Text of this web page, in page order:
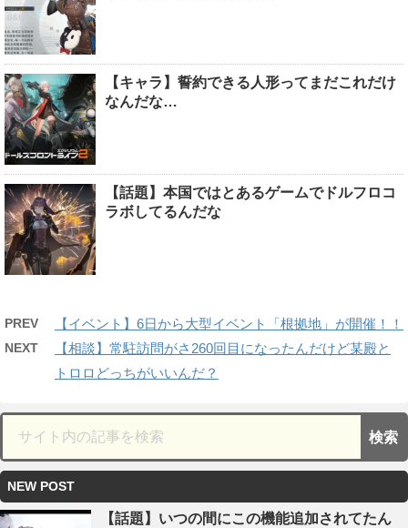
【キャラ】誓約できる人形ってまだこれだけ
なんだな…
【話題】本国ではとあるゲームでドルフロコ
ラボしてるんだな
PREV 【イベント】6日から大型イベント「根拠地」が開催！！
NEXT
【相談】常駐訪問がさ260回目になったんだけど某殿と
トロロどっちがいいんだ？
NEW POST
【話題】いつの間にこの機能追加されてたん